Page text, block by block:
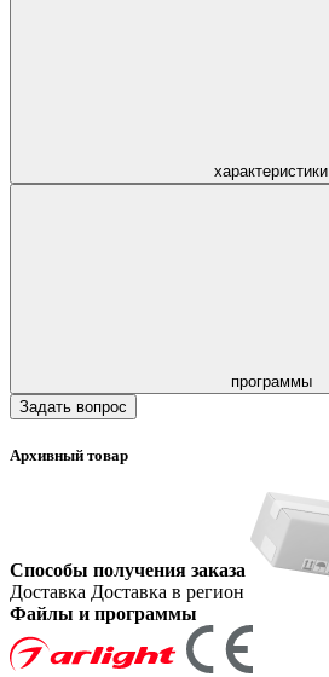
характеристики
программы
Задать вопрос
Архивный товар
Способы получения заказа
Доставка Доставка в регион
Файлы и программы